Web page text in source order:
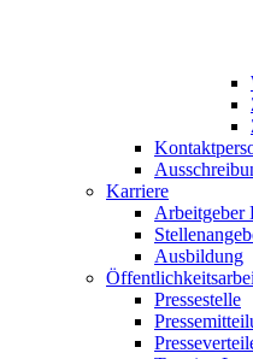
Karriere
Arbeitgeber
Ausbildung
Pressestelle